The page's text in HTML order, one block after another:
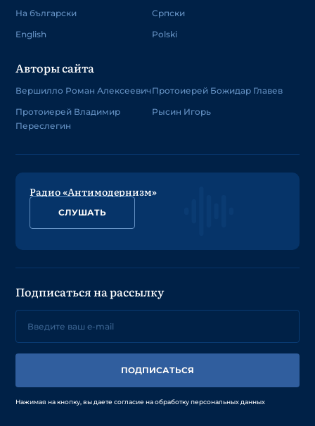
На български
English
Српски
Polski
Авторы сайта
Вершилло Роман Алексеевич
Протоиерей Владимир
Переслегин
Протоиерей Божидар Главев
Рысин Игорь
Радио «Антимодернизм»
СЛУШАТЬ
Подписаться на рассылку
ПОДПИСАТЬСЯ
Нажимая на кнопку, вы даете согласие на обработку персональных данных